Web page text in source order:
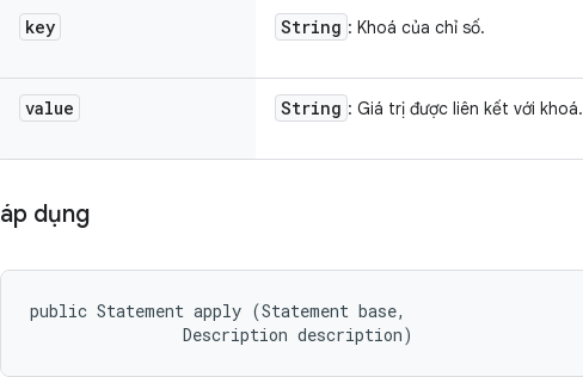
key String : Khoá của chỉ số.
value String : Giá trị được liên kết với khoá.
áp dụng
public Statement apply (Statement base,
                Description description)